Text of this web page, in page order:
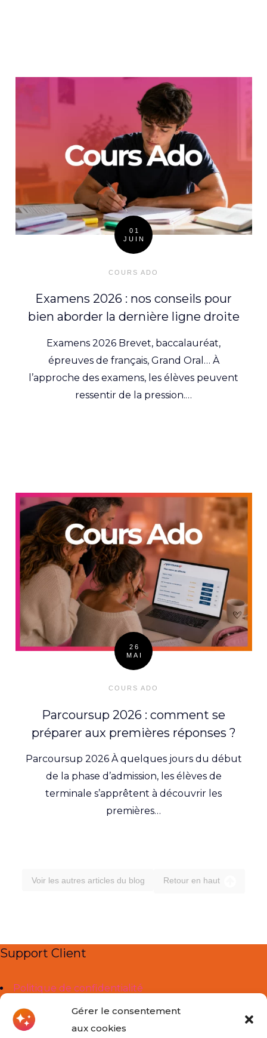
Gérer le consentement
aux cookies
01
JUIN
COURS ADO
Examens 2026 : nos conseils pour
bien aborder la dernière ligne droite
Examens 2026 Brevet, baccalauréat,
épreuves de français, Grand Oral… À
l’approche des examens, les élèves peuvent
ressentir de la pression.…
26
MAI
COURS ADO
Parcoursup 2026 : comment se
préparer aux premières réponses ?
Parcoursup 2026 À quelques jours du début
de la phase d’admission, les élèves de
terminale s’apprêtent à découvrir les
premières…
Voir les autres articles du blog Retour en haut
Support Client
Politique de confidentialité
Mentions légales